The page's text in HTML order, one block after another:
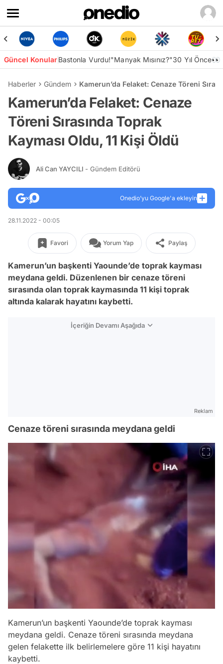
Güncel KonularBastonla Vurdu!"Manyak Mısınız?"30 Yıl Önce👀
Haberler Gündem Kamerun’da Felaket: Cenaze Töreni
Kamerun’da Felaket: Cenaze
Töreni Sırasında Toprak
Kayması Oldu, 11 Kişi Öldü
Ali Can YAYCILI - Gündem Editörü
Onedio’yu Google'a ekleyin
28.11.2022 - 00:05
Favori Yorum Yap Paylaş
Kamerun’un başkenti Yaounde’de toprak kayması
meydana geldi. Düzenlenen bir cenaze töreni
sırasında olan toprak kaymasında 11 kişi toprak
altında kalarak hayatını kaybetti.
İçeriğin Devamı Aşağıda
Reklam
Cenaze töreni sırasında meydana geldi
Kamerun’un başkenti Yaounde’de toprak kayması
meydana geldi. Cenaze töreni sırasında meydana
gelen felakette ilk belirlemelere göre 11 kişi hayatını
kaybetti.